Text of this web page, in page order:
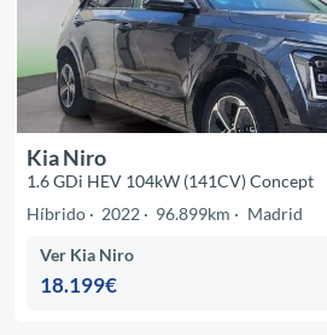
Kia Niro
1.6 GDi HEV 104kW (141CV) Concept
Híbrido
2022 96.899km Madrid
Ver Kia Niro
18.199€